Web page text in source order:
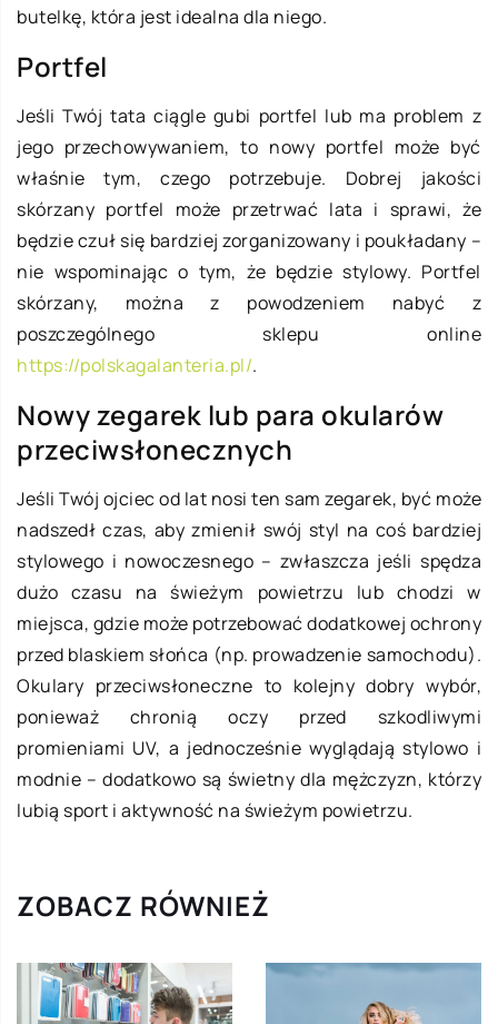
butelkę, która jest idealna dla niego.
Portfel
Jeśli Twój tata ciągle gubi portfel lub ma problem z
jego przechowywaniem, to nowy portfel może być
właśnie tym, czego potrzebuje. Dobrej jakości
skórzany portfel może przetrwać lata i sprawi, że
będzie czuł się bardziej zorganizowany i poukładany –
nie wspominając o tym, że będzie stylowy. Portfel
skórzany, można z powodzeniem nabyć z
poszczególnego sklepu online
https://polskagalanteria.pl/.
Nowy zegarek lub para okularów
przeciwsłonecznych
Jeśli Twój ojciec od lat nosi ten sam zegarek, być może
nadszedł czas, aby zmienił swój styl na coś bardziej
stylowego i nowoczesnego – zwłaszcza jeśli spędza
dużo czasu na świeżym powietrzu lub chodzi w
miejsca, gdzie może potrzebować dodatkowej ochrony
przed blaskiem słońca (np. prowadzenie samochodu).
Okulary przeciwsłoneczne to kolejny dobry wybór,
ponieważ chronią oczy przed szkodliwymi
promieniami UV, a jednocześnie wyglądają stylowo i
modnie – dodatkowo są świetny dla mężczyzn, którzy
lubią sport i aktywność na świeżym powietrzu.
ZOBACZ RÓWNIEŻ